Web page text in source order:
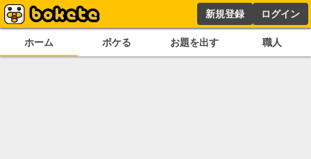
新規登録 ログイン
ホーム ボケる お題を出す 職人